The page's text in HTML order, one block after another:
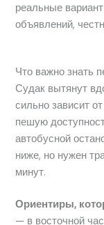
реальные
объявлений,
Что важно знать
Судак вытянут
сильно зависит
пешую
автобусной
ниже, но нужен
минут.
Ориентиры,
— в восточной